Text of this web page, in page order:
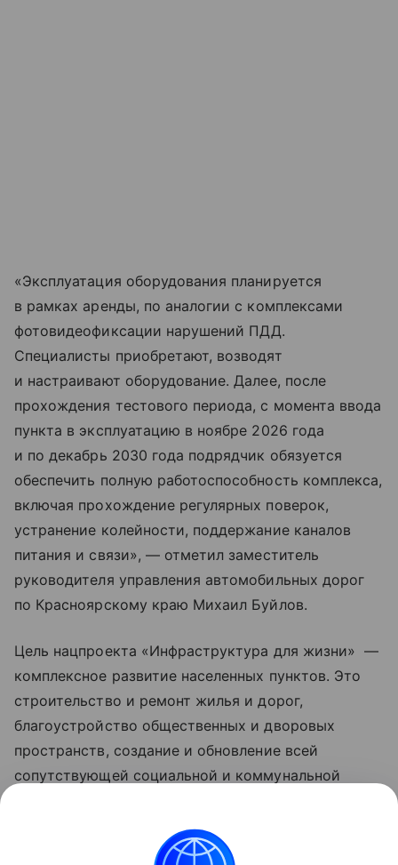
«Эксплуатация оборудования планируется
в рамках аренды, по аналогии с комплексами
фотовидеофиксации нарушений ПДД.
Специалисты приобретают, возводят
и настраивают оборудование. Далее, после
прохождения тестового периода, с момента ввода
пункта в эксплуатацию в ноябре 2026 года
и по декабрь 2030 года подрядчик обязуется
обеспечить полную работоспособность комплекса,
включая прохождение регулярных поверок,
устранение колейности, поддержание каналов
питания и связи», — отметил заместитель
руководителя управления автомобильных дорог
по Красноярскому краю Михаил Буйлов.
Цель нацпроекта «Инфраструктура для жизни» —
комплексное развитие населенных пунктов. Это
строительство и ремонт жилья и дорог,
благоустройство общественных и дворовых
пространств, создание и обновление всей
сопутствующей социальной и коммунальной
маршрутов общественного транспорта за счет
обновления его подвижного состава. Обновленные